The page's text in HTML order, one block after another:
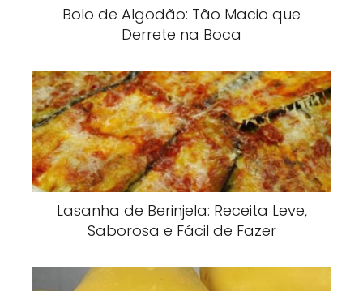
Bolo de Algodão: Tão Macio que
Derrete na Boca
Lasanha de Berinjela: Receita Leve,
Saborosa e Fácil de Fazer